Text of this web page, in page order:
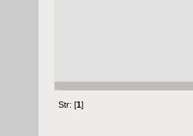
Str: [1]